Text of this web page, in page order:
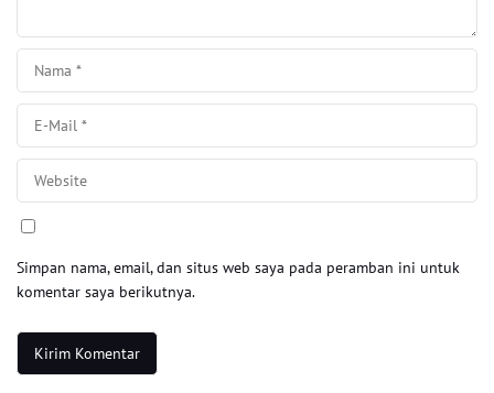
Simpan nama, email, dan situs web saya pada peramban ini untuk
komentar saya berikutnya.